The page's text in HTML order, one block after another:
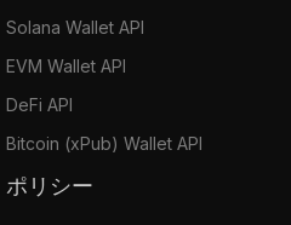
Solana Wallet API
EVM Wallet API
DeFi API
Bitcoin (xPub) Wallet API
ポリシー